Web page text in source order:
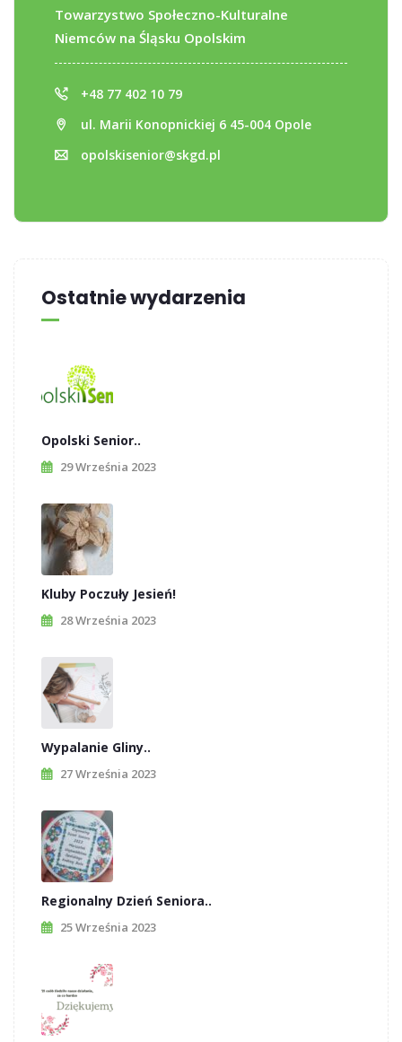
Towarzystwo Społeczno-Kulturalne
Niemców na Śląsku Opolskim
+48 77 402 10 79
ul. Marii Konopnickiej 6 45-004 Opole
opolskisenior@skgd.pl
Ostatnie wydarzenia
Opolski Senior..
29 Września 2023
Kluby Poczuły Jesień!
28 Września 2023
Wypalanie Gliny..
27 Września 2023
Regionalny Dzień Seniora..
25 Września 2023